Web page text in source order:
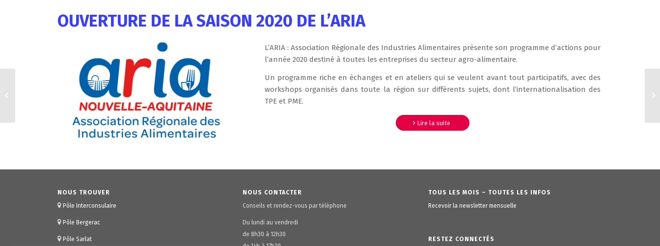
OUVERTURE DE LA SAISON 2020 DE L’ARIA
L’ARIA : Association Régionale des Industries Alimentaires présente son programme d’actions pour
l’année 2020 destiné à toutes les entreprises du secteur agro-alimentaire.
Un programme riche en échanges et en ateliers qui se veulent avant tout participatifs, avec des
workshops organisés dans toute la région sur différents sujets, dont l’internationalisation des
TPE et PME.
Lire la suite
NOUS TROUVER
Pôle Interconsulaire
Pôle Bergerac
Pôle Sarlat
NOUS CONTACTER
Conseils et rendez-vous par téléphone
Du lundi au vendredi
de 8h30 à 12h30
TOUS LES MOIS – TOUTES LES INFOS
Recevoir la newsletter mensuelle
RESTEZ CONNECTÉS